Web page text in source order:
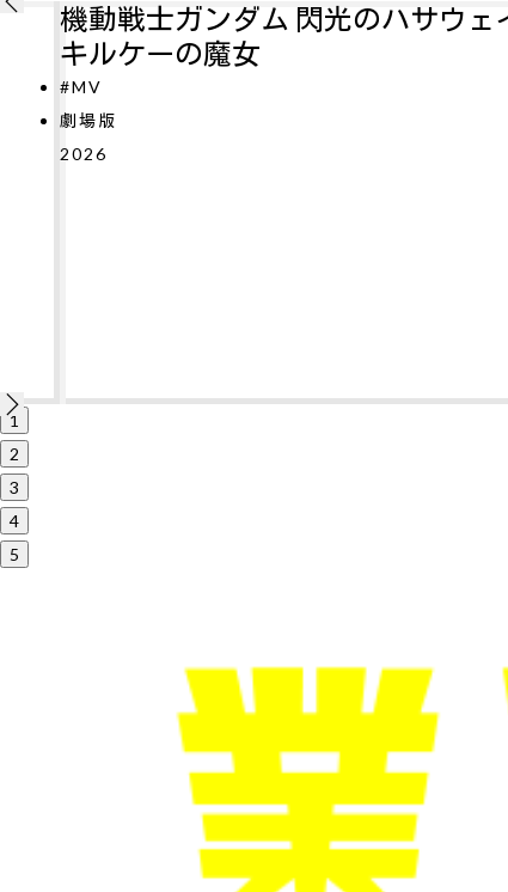
新劇場版銀魂 吉原大炎上
#MV
劇場版
2026
1
2
3
4
5